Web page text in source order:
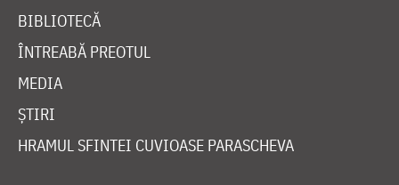
BIBLIOTECĂ
ÎNTREABĂ PREOTUL
MEDIA
ȘTIRI
HRAMUL SFINTEI CUVIOASE PARASCHEVA